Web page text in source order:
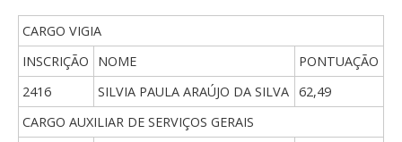
CARGO VIGIA
INSCRIÇÃO
NOME
PONTUAÇÃO
2416
SILVIA PAULA ARAÚJO DA SILVA 62,49
CARGO AUXILIAR DE SERVIÇOS GERAIS